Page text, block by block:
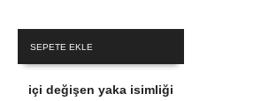
SEPETE EKLE
içi değişen yaka isimliği